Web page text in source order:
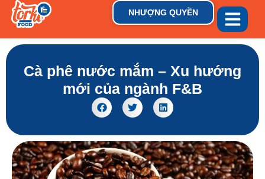
NHƯỢNG QUYỀN
Cà phê nước mắm – Xu hướng
mới của ngành F&B